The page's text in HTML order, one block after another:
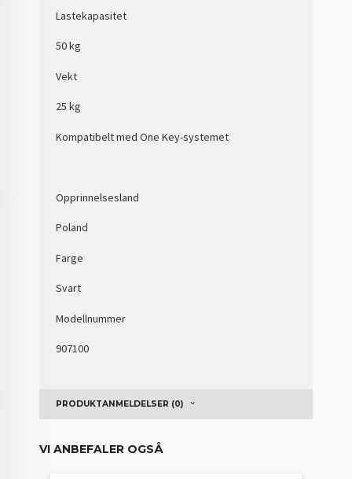
Lastekapasitet
50 kg
Vekt
25 kg
Kompatibelt med One Key-systemet
Opprinnelsesland
Poland
Farge
Svart
Modellnummer
907100
PRODUKTANMELDELSER (0)
VI ANBEFALER OGSÅ